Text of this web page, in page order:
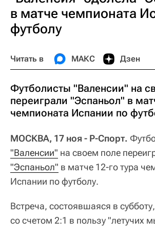
в матче чемпионата
футболу
Читать в МАКС Дзен
Футболисты "Валенсии" на
переиграли "Эспаньол" в
чемпионата Испании по
МОСКВА, 17 ноя - Р-Спорт.
"Валенсии" на своем поле
"Эспаньол" в матче 12-го тура
Испании по футболу.
Встреча, состоявшаяся в
со счетом 2:1 в пользу "летучих